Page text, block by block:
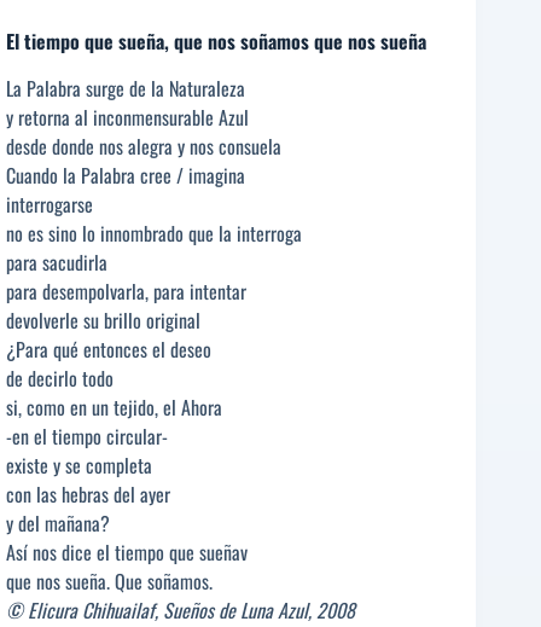
El tiempo que sueña, que nos soñamos que nos sueña
La Palabra surge de la Naturaleza
y retorna al inconmensurable Azul
desde donde nos alegra y nos consuela
Cuando la Palabra cree / imagina
interrogarse
no es sino lo innombrado que la interroga
para sacudirla
para desempolvarla, para intentar
devolverle su brillo original
¿Para qué entonces el deseo
de decirlo todo
si, como en un tejido, el Ahora
-en el tiempo circular-
existe y se completa
con las hebras del ayer
y del mañana?
Así nos dice el tiempo que sueñav
que nos sueña. Que soñamos.
© Elicura Chihuailaf, Sueños de Luna Azul, 2008